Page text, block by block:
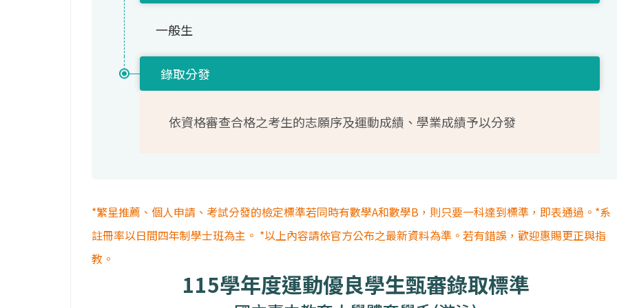
一般生
錄取分發
依資格審查合格之考生的志願序及運動成績、學業成績予以分發
*繁星推薦、個人申請、考試分發的檢定標準若同時有數學A和數學B，則只要一科達到標準，即表通過。*系
註冊率以日間四年制學士班為主。 *以上內容請依官方公布之最新資料為準。若有錯誤，歡迎惠賜更正與指
教。
115學年度運動優良學生甄審錄取標準